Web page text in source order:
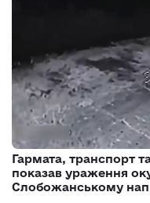
Гармата, транспорт
показав ураження
Слобожанському